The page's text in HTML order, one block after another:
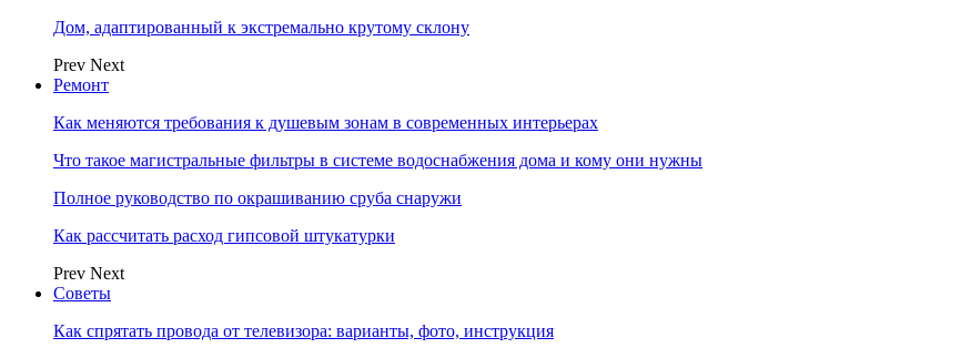
Дом, адаптированный к экстремально крутому склону
Prev Next
Ремонт
Как меняются требования к душевым зонам в современных интерьерах
Что такое магистральные фильтры в системе водоснабжения дома и кому они нужны
Полное руководство по окрашиванию сруба снаружи
Как рассчитать расход гипсовой штукатурки
Prev Next
Советы
Как спрятать провода от телевизора: варианты, фото, инструкция